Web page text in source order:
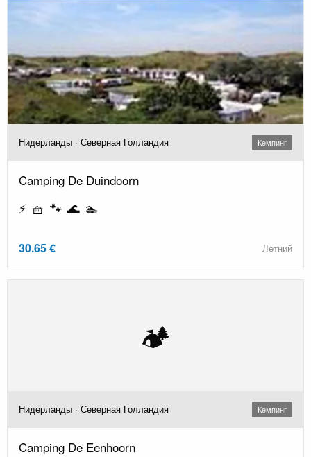
Нидерланды · Северная Голландия Кемпинг
Camping De Duindoorn
⚡ 🧺 🐾 🌊 🏊
30.65 € Летний
🏕️
Нидерланды · Северная Голландия Кемпинг
Camping De Eenhoorn